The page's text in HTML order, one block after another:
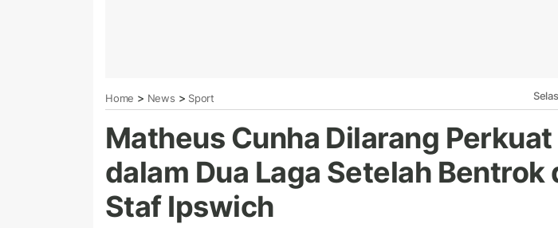
Home > News > Sport
Matheus Cunha Dilarang
dalam Dua Laga Setelah Bentrok
Staf Ipswich